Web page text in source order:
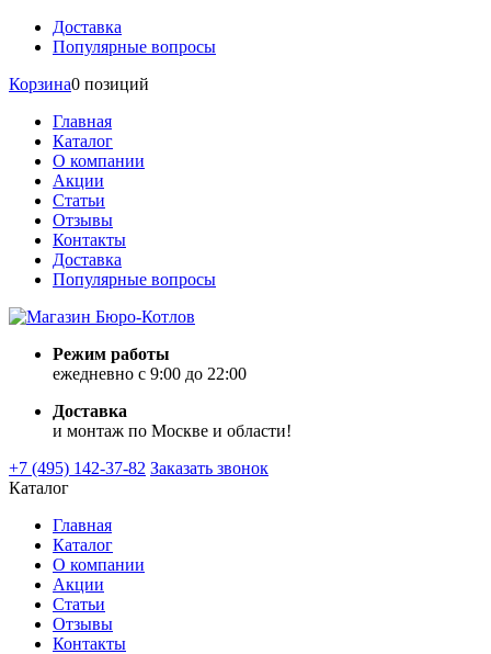
Доставка
Популярные вопросы
Корзина0 позиций
Главная
Каталог
О компании
Акции
Статьи
Отзывы
Контакты
Доставка
Популярные вопросы
Режим работы
ежедневно с 9:00 до 22:00
Доставка
и монтаж по Москве и области!
+7 (495) 142-37-82 Заказать звонок
Каталог
Главная
Каталог
О компании
Акции
Статьи
Отзывы
Контакты